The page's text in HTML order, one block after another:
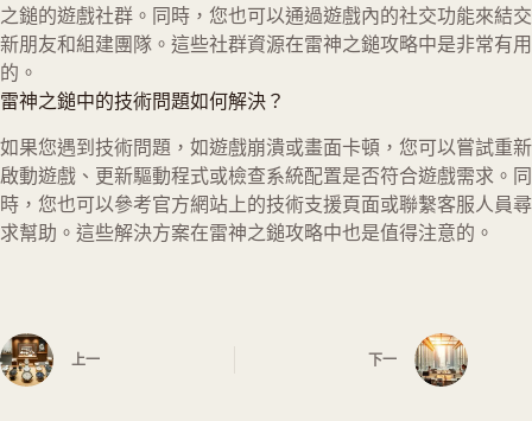
之鎚的遊戲社群。同時，您也可以通過遊戲內的社交功能來結交
新朋友和組建團隊。這些社群資源在雷神之鎚攻略中是非常有用
的。
雷神之鎚中的技術問題如何解決？
如果您遇到技術問題，如遊戲崩潰或畫面卡頓，您可以嘗試重新
啟動遊戲、更新驅動程式或檢查系統配置是否符合遊戲需求。同
時，您也可以參考官方網站上的技術支援頁面或聯繫客服人員尋
求幫助。這些解決方案在雷神之鎚攻略中也是值得注意的。
上一 下一